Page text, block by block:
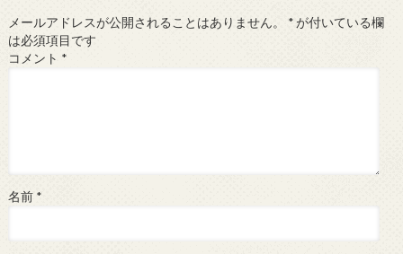
メールアドレスが公開されることはありません。 *が付いている欄
は必須項目です
コメント *
名前 *